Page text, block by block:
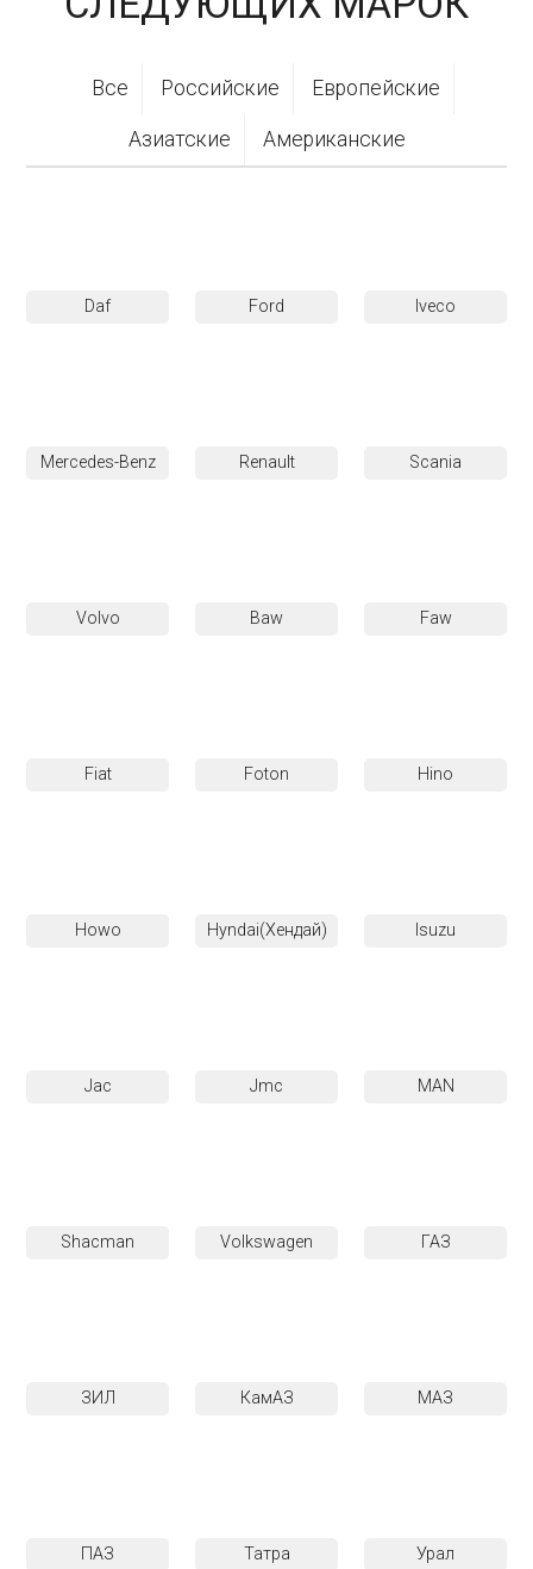
Все Российские Европейские
Азиатские Американские
Daf Ford Iveco
Mercedes-Benz Renault Scania
Volvo Baw Faw
Fiat Foton Hino
Howo Hyndai(Хендай) Isuzu
Jac Jmc MAN
Shacman Volkswagen ГАЗ
ЗИЛ КамАЗ МАЗ
ПАЗ Татра Урал